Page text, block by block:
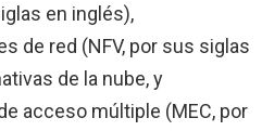
en inglés),
de red (NFV, por sus siglas
de la nube, y
acceso múltiple (MEC, por